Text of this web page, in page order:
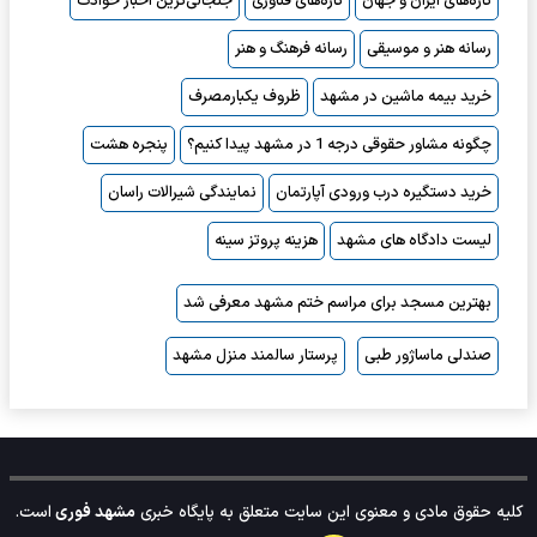
رسانه هنر و موسیقی
رسانه فرهنگ و هنر
خرید بیمه ماشین در مشهد
ظروف یکبارمصرف
چگونه مشاور حقوقی درجه 1 در مشهد پیدا کنیم؟
پنجره هشت
خرید دستگیره درب ورودی آپارتمان
نمایندگی شیرالات راسان
لیست دادگاه های مشهد
هزینه پروتز سینه
بهترین مسجد برای مراسم ختم مشهد معرفی شد
صندلی ماساژور طبی پرستار سالمند منزل مشهد
کلیه حقوق مادی و معنوی این سایت متعلق به پایگاه خبریمشهد فوریاست.